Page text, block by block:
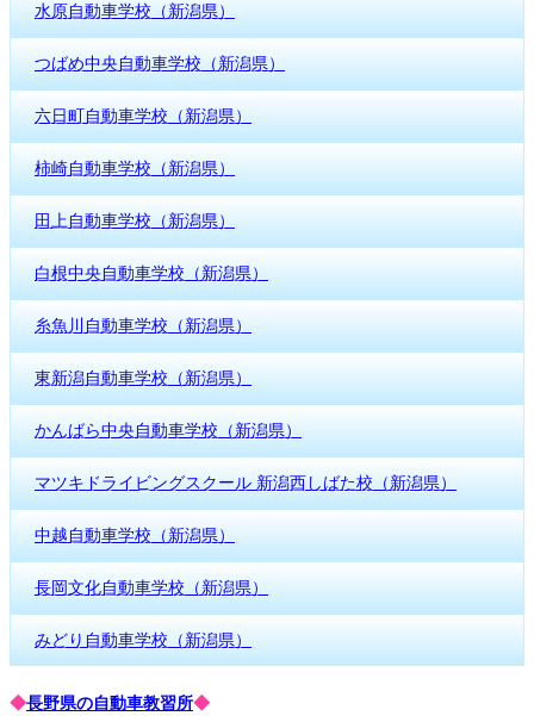
水原自動車学校（新潟県）
つばめ中央自動車学校（新潟県）
六日町自動車学校（新潟県）
柿崎自動車学校（新潟県）
田上自動車学校（新潟県）
白根中央自動車学校（新潟県）
糸魚川自動車学校（新潟県）
東新潟自動車学校（新潟県）
かんばら中央自動車学校（新潟県）
マツキドライビングスクール 新潟西しばた校（新潟県）
中越自動車学校（新潟県）
長岡文化自動車学校（新潟県）
みどり自動車学校（新潟県）
◆長野県の自動車教習所◆